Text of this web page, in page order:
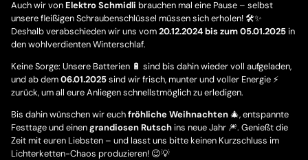
Auch wir von Elektro Schmidli brauchen mal eine Pause – selbst
unsere fleißigen Schraubenschlüssel müssen sich erholen! 🛠️✨
Deshalb verabschieden wir uns vom20.12.2024 bis zum 05.01.2025 in
den wohlverdienten Winterschlaf.
Keine Sorge: Unsere Batterien 🔋 sind bis dahin wieder voll aufgeladen,
und ab dem06.01.2025sind wir frisch, munter und voller Energie ⚡
zurück, um all eure Anliegen schnellstmöglich zu erledigen.
Bis dahin wünschen wir euchfröhliche Weihnachten🎄, entspannte
Festtage und einengrandiosen Rutsch ins neue Jahr 🎆. Genießt die
Zeit mit euren Liebsten – und lasst uns bitte keinen Kurzschluss im
Lichterketten-Chaos produzieren! 😉💡